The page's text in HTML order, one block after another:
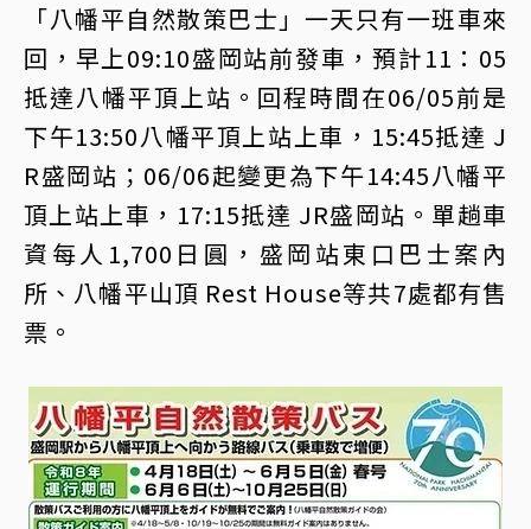
「八幡平自然散策巴士」一天只有一班車來
回，早上09:10盛岡站前發車，預計11：05
抵達八幡平頂上站。回程時間在06/05前是
下午13:50八幡平頂上站上車，15:45抵達 J
R盛岡站；06/06起變更為下午14:45八幡平
頂上站上車，17:15抵達 JR盛岡站。單趟車
資每人1,700日圓，盛岡站東口巴士案內
所、八幡平山頂 Rest House等共7處都有售
票。